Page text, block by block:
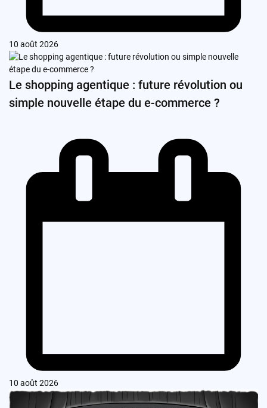
10 août 2026
Le shopping agentique : future révolution ou
simple nouvelle étape du e-commerce ?
10 août 2026